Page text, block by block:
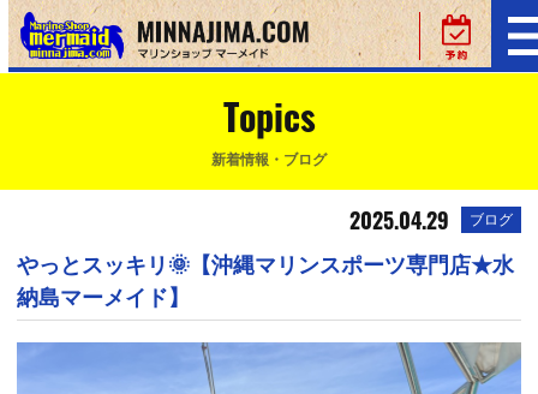
Topics
新着情報・ブログ
2025.04.29 ブログ
やっとスッキリ🌞【沖縄マリンスポーツ専門店★水
納島マーメイド】